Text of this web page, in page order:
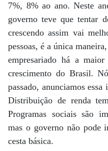
7%, 8% ao ano. Neste
governo teve que tentar
crescendo assim vai
pessoas, é a única
empresariado há a
crescimento do Brasil.
passado, anunciamos
Distribuição de renda
Programas sociais são
mas o governo não pode
cesta básica.